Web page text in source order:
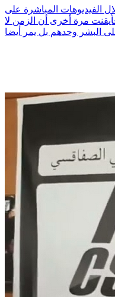
الفيديوهات المباشرة على
مرة أخرى أن الزمن لا